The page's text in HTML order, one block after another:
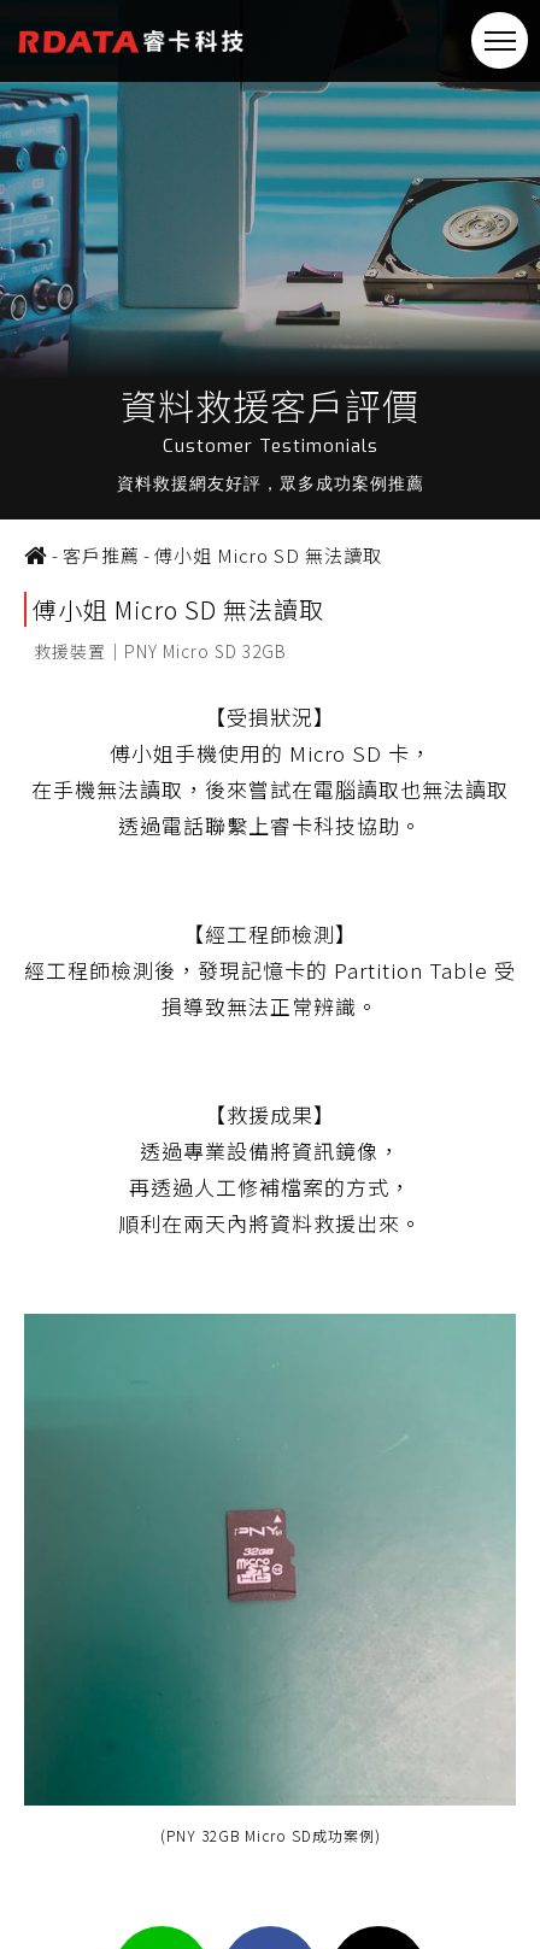
資料救援客戶評價
Customer Testimonials
資料救援網友好評，眾多成功案例推薦
-客戶推薦 -傅小姐 Micro SD 無法讀取
傅小姐 Micro SD 無法讀取
救援裝置｜PNY Micro SD 32GB
【受損狀況】
傅小姐手機使用的 Micro SD 卡，
在手機無法讀取，後來嘗試在電腦讀取也無法讀取
透過電話聯繫上睿卡科技協助。
【經工程師檢測】
經工程師檢測後，發現記憶卡的 Partition Table 受
損導致無法正常辨識。
【救援成果】
透過專業設備將資訊鏡像，
再透過人工修補檔案的方式，
順利在兩天內將資料救援出來。
(PNY 32GB Micro SD成功案例)